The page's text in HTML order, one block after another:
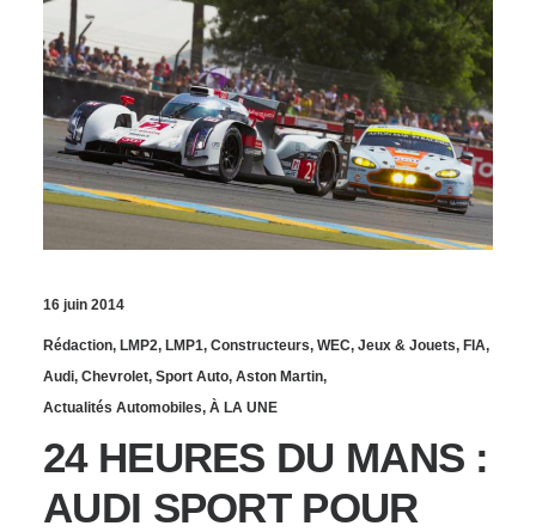
16 juin 2014
Rédaction, LMP2, LMP1, Constructeurs, WEC, Jeux & Jouets, FIA,
Audi, Chevrolet, Sport Auto, Aston Martin,
Actualités Automobiles, À LA UNE
24 HEURES DU MANS :
AUDI SPORT POUR